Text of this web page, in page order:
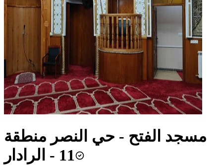
مسجد الفتح - حي النصر منطقة
11 - الرادار